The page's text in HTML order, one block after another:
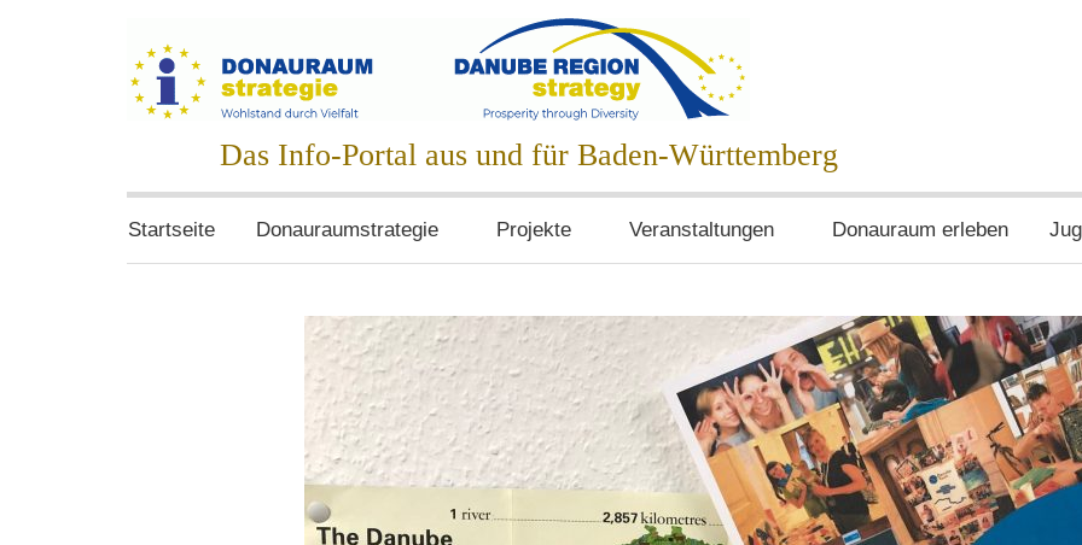
Donauraumstrategie
Das Info-Portal aus und für Baden-Württemberg
Startseite Donauraumstrategie Projekte Veranstaltungen Donauraum erleben